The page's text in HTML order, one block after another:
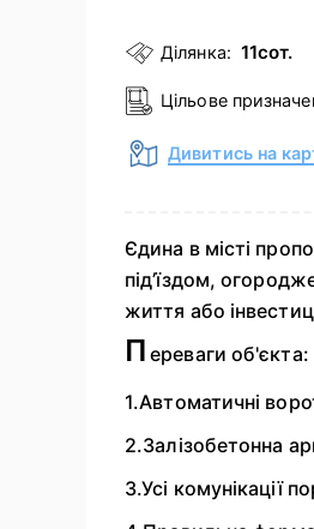
Ділянка: 11сот.
Цільове
Дивитись на
Єдина в місті
під’їздом,
життя або
П ереваги об'єкта:
1.Автоматичні
2.Залізобетонна
3.Усі комунікації